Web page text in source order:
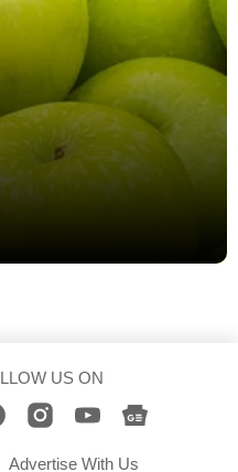
US ON
Advertise With Us